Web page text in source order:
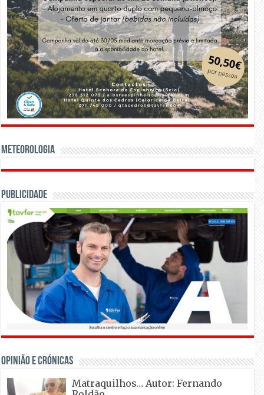
Meteorologia
Publicidade
OPINIÃO E CRÓNICAS
Matraquilhos… Autor: Fernando